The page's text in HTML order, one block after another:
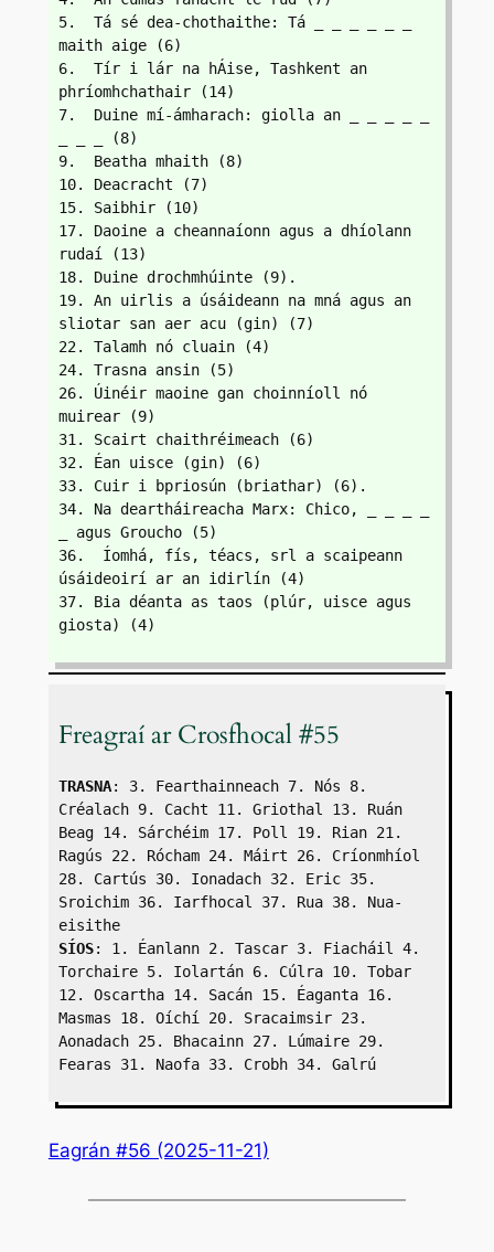
5.  Tá sé dea-chothaithe: Tá _ _ _ _ _ _
maith aige (6)
6.  Tír i lár na hÁise, Tashkent an
phríomhchathair (14)
7.  Duine mí-ámharach: giolla an _ _ _ _ _
_ _ _ (8)
9.  Beatha mhaith (8)
10. Deacracht (7)
15. Saibhir (10)
17. Daoine a cheannaíonn agus a dhíolann
rudaí (13)
18. Duine drochmhúinte (9).
19. An uirlis a úsáideann na mná agus an
sliotar san aer acu (gin) (7)
22. Talamh nó cluain (4)
24. Trasna ansin (5)
26. Úinéir maoine gan choinníoll nó
muirear (9)
31. Scairt chaithréimeach (6)
32. Éan uisce (gin) (6)
33. Cuir i bpriosún (briathar) (6).
34. Na deartháireacha Marx: Chico, _ _ _ _
_ agus Groucho (5)
36.  Íomhá, fís, téacs, srl a scaipeann
úsáideoirí ar an idirlín (4)
37. Bia déanta as taos (plúr, uisce agus
giosta) (4)
Freagraí ar Crosfhocal #55
TRASNA: 3. Fearthainneach 7. Nós 8.
Créalach 9. Cacht 11. Griothal 13. Ruán
Beag 14. Sárchéim 17. Poll 19. Rian 21.
Ragús 22. Rócham 24. Máirt 26. Críonmhíol
28. Cartús 30. Ionadach 32. Eric 35.
Sroichim 36. Iarfhocal 37. Rua 38. Nua-
eisithe
SÍOS: 1. Éanlann 2. Tascar 3. Fiacháil 4.
Torchaire 5. Iolartán 6. Cúlra 10. Tobar
12. Oscartha 14. Sacán 15. Éaganta 16.
Masmas 18. Oíchí 20. Sracaimsir 23.
Aonadach 25. Bhacainn 27. Lúmaire 29.
Fearas 31. Naofa 33. Crobh 34. Galrú
Eagrán #56 (2025-11-21)